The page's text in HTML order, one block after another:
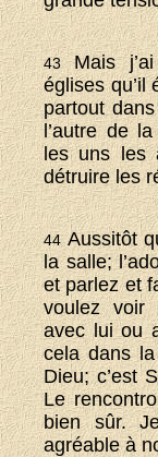
43Mais
églises qu’il
partout
l’autre de
les uns les
détruire les
44Aussitôt
la salle;
et parlez et
voulez voir
avec lui ou
cela dans
Dieu; c’est
Le
bien sûr.
agréable à